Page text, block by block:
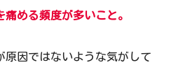
める頻度が多いこと。
原因ではないような気がして